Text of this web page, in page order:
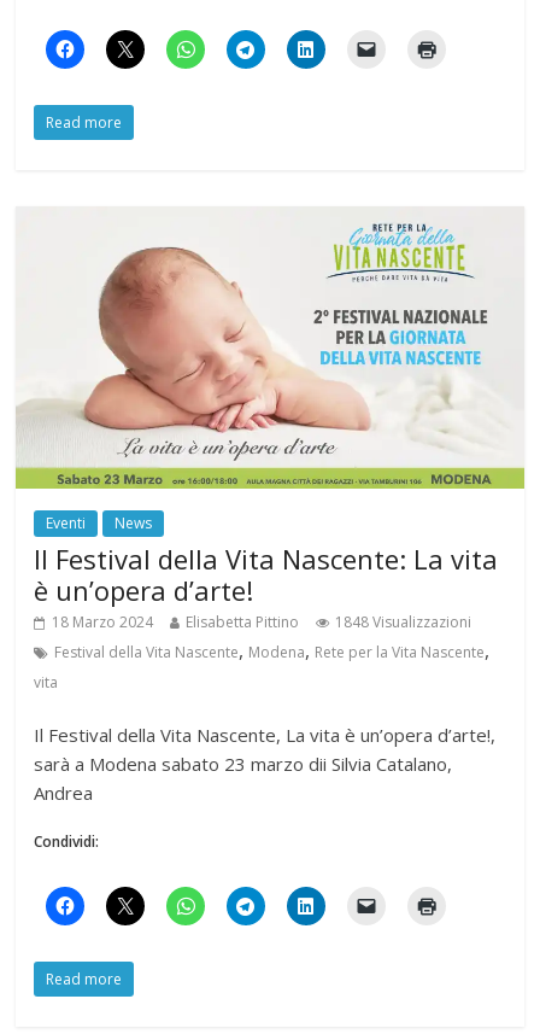
Read more
Eventi News
Il Festival della Vita Nascente: La vita
è un’opera d’arte!
18 Marzo 2024 Elisabetta Pittino
1848 Visualizzazioni
Festival della Vita Nascente, Modena, Rete per la Vita Nascente,
vita
Il Festival della Vita Nascente, La vita è un’opera d’arte!,
sarà a Modena sabato 23 marzo dii Silvia Catalano,
Andrea
Condividi:
Read more